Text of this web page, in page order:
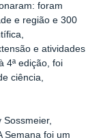
foram
e região e 300
e atividades
4ª edição, foi
ciência,
Semana foi um